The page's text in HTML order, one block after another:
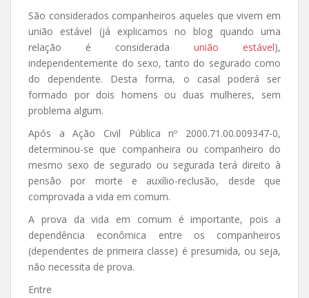
São considerados companheiros aqueles que vivem em
união estável (já explicamos no blog quando uma
relação é considerada união estável),
independentemente do sexo, tanto do segurado como
do dependente. Desta forma, o casal poderá ser
formado por dois homens ou duas mulheres, sem
problema algum.
Após a Ação Civil Pública nº 2000.71.00.009347-0,
determinou-se que companheira ou companheiro do
mesmo sexo de segurado ou segurada terá direito à
pensão por morte e auxílio-reclusão, desde que
comprovada a vida em comum.
A prova da vida em comum é importante, pois a
dependência econômica entre os companheiros
(dependentes de primeira classe) é presumida, ou seja,
não necessita de prova.
Entre